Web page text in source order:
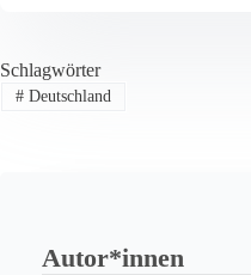
Schlagwörter
#Deutschland
Autor*innen